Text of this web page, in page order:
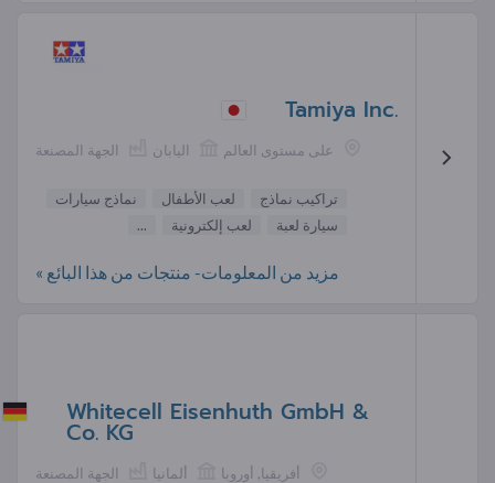
Tamiya Inc.
الجهة المصنعة اليابان على مستوى العالم
تراكيب نماذج لعب الأطفال
نماذج سيارات
سيارة لعبة
لعب إلكترونية ...
مزيد من المعلومات- منتجات من هذا البائع »
Whitecell Eisenhuth GmbH &
Co. KG
الجهة المصنعة ألمانيا أفريقيا, أوروبا